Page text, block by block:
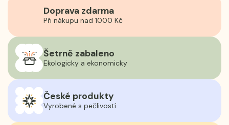
Doprava zdarma
Při nákupu nad 1000 Kč
Šetrně zabaleno
Ekologicky a ekonomicky
České produkty
Vyrobené s pečlivostí